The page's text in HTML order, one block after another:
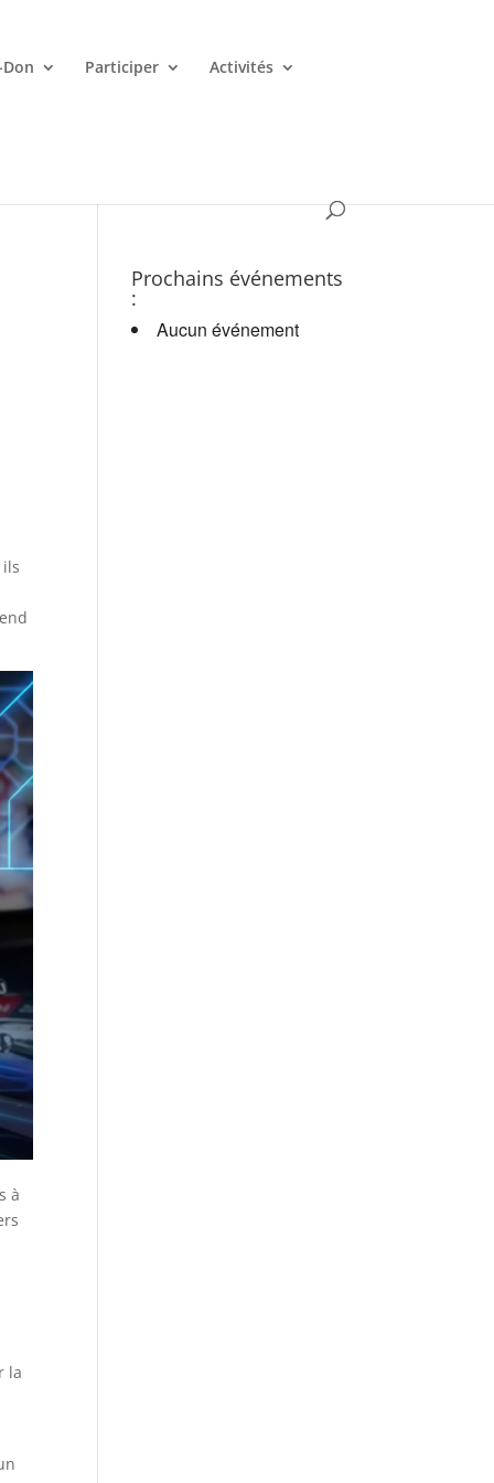
Participer Activités
à
la
Prochains événements
:
Aucun événement